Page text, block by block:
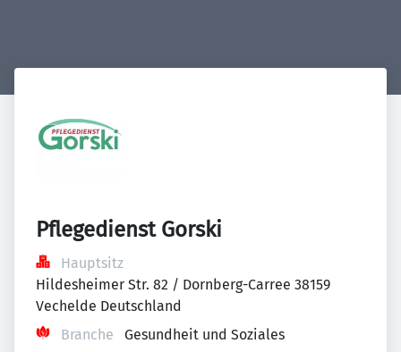
Pflegedienst Gorski
Hauptsitz
Hildesheimer Str. 82 / Dornberg-Carree 38159
Vechelde Deutschland
Branche
Gesundheit und Soziales